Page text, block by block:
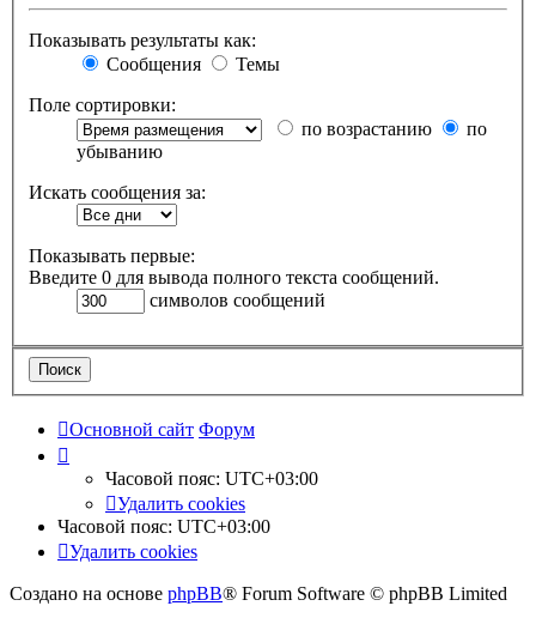
Показывать результаты как:
Сообщения
Темы
Поле сортировки:
по возрастанию
по
убыванию
Искать сообщения за:
Показывать первые:
Введите 0 для вывода полного текста сообщений.
символов сообщений
Основной сайт Форум
Часовой пояс: UTC+03:00
Удалить cookies
Часовой пояс: UTC+03:00
Удалить cookies
Создано на основе phpBB® Forum Software © phpBB Limited